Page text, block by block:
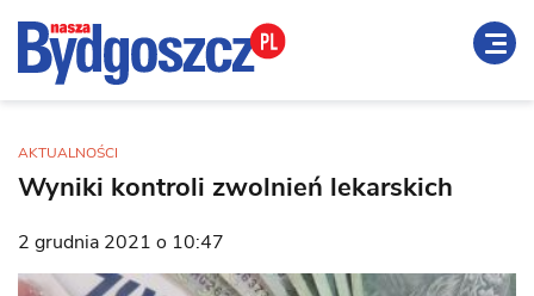
AKTUALNOŚCI
Wyniki kontroli zwolnień lekarskich
2 grudnia 2021 o 10:47